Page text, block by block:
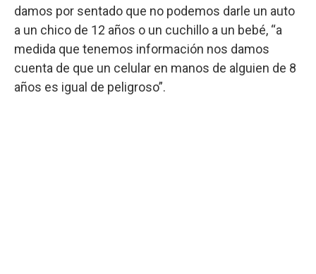
damos por sentado que no podemos darle un auto
a un chico de 12 años o un cuchillo a un bebé, “a
medida que tenemos información nos damos
cuenta de que un celular en manos de alguien de 8
años es igual de peligroso”.